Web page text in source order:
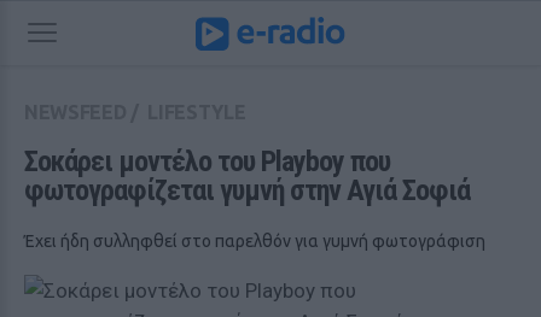
Σοκάρει μοντέλο του Playboy που
φωτογραφίζεται γυμνή στην Αγιά Σοφιά
Έχει ήδη συλληφθεί στο παρελθόν για γυμνή φωτογράφιση